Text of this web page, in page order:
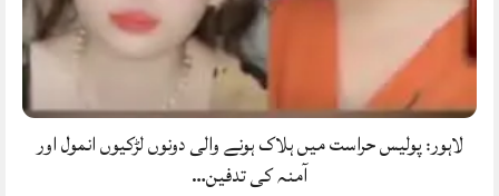
لاہور: پولیس حراست میں ہلاک ہونے والی دونوں لڑکیوں انمول اور
آمنہ کی تدفین…